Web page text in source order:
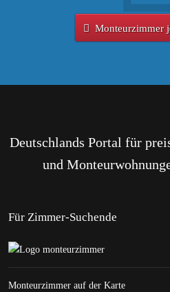
Monteurzimmer
Deutschlands Portal für
und
Für Zimmer-Suchende
Monteurzimmer auf der Karte